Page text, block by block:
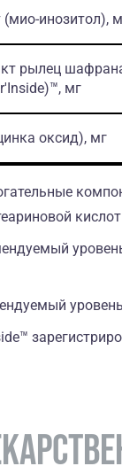
(мио-инозитол),
рылец
™, мг
оксид), мг